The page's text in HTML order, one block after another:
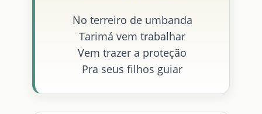
No terreiro de umbanda
Tarimá vem trabalhar
Vem trazer a proteção
Pra seus filhos guiar